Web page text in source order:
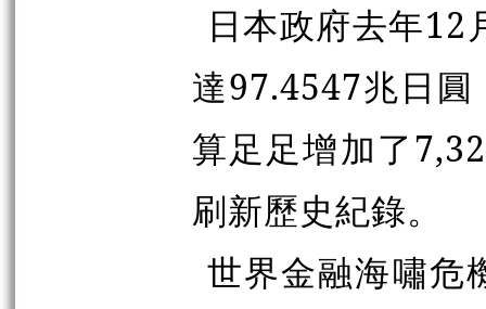
日本政府去年12
達97.4547兆日
算足足增加了
刷新歷史紀錄。
世界金融海嘯危